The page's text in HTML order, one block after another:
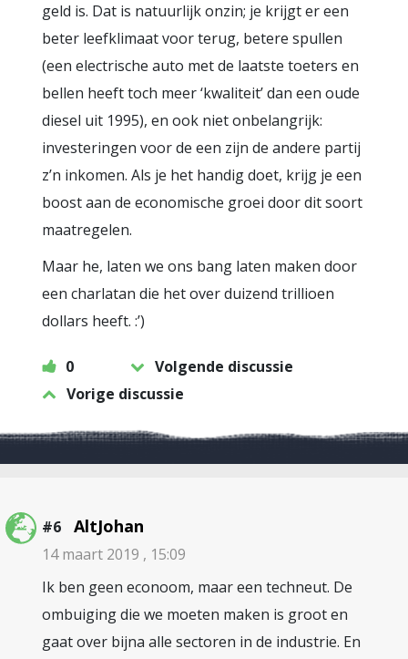
geld is. Dat is natuurlijk onzin; je krijgt er een
beter leefklimaat voor terug, betere spullen
(een electrische auto met de laatste toeters en
bellen heeft toch meer ‘kwaliteit’ dan een oude
diesel uit 1995), en ook niet onbelangrijk:
investeringen voor de een zijn de andere partij
z’n inkomen. Als je het handig doet, krijg je een
boost aan de economische groei door dit soort
maatregelen.
Maar he, laten we ons bang laten maken door
een charlatan die het over duizend trillioen
dollars heeft. :’)
0
Volgende discussie
Vorige discussie
#6 AltJohan
14 maart 2019 , 15:09
Ik ben geen econoom, maar een techneut. De
ombuiging die we moeten maken is groot en
gaat over bijna alle sectoren in de industrie. En